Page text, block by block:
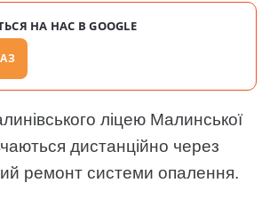
НА НАС В GOOGLE
ліцею Малинської
дистанційно через
ремонт системи опалення.